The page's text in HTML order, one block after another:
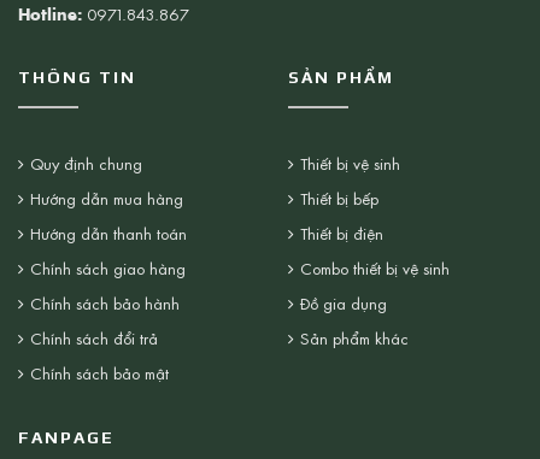
Hotline: 0971.843.867
THÔNG TIN
Quy định chung
Hướng dẫn mua hàng
Hướng dẫn thanh toán
Chính sách giao hàng
Chính sách bảo hành
Chính sách đổi trả
Chính sách bảo mật
SẢN PHẨM
Thiết bị vệ sinh
Thiết bị bếp
Thiết bị điện
Combo thiết bị vệ sinh
Đồ gia dụng
Sản phẩm khác
FANPAGE